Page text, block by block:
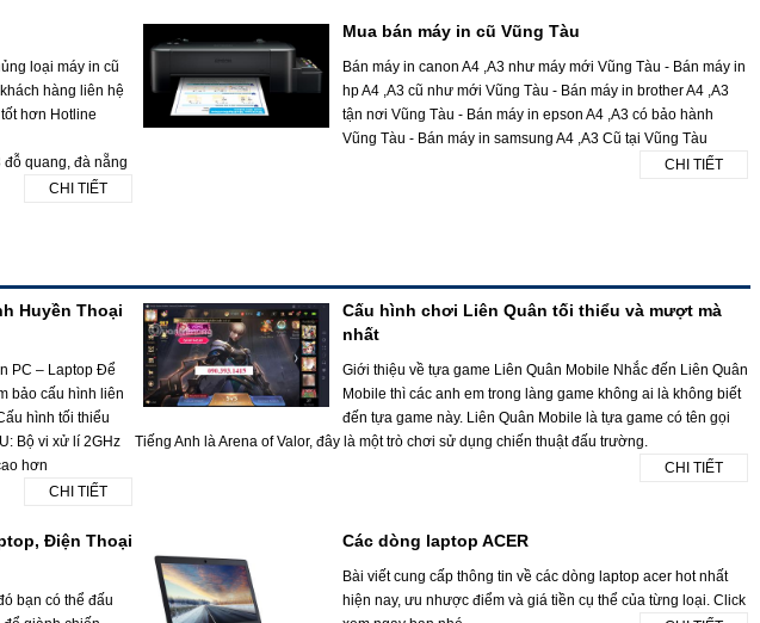
loại máy in cũ
hàng liên hệ
hơn Hotline
quang, đà nẵng
CHI TIẾT
Mua bán máy in cũ Vũng Tàu
Bán máy in canon A4 ,A3 như máy mới Vũng Tàu - Bán máy in
hp A4 ,A3 cũ như mới Vũng Tàu - Bán máy in brother A4 ,A3
tận nơi Vũng Tàu - Bán máy in epson A4 ,A3 có bảo hành
Vũng Tàu - Bán máy in samsung A4 ,A3 Cũ tại Vũng Tàu
CHI TIẾT
Huyền Thoại
PC – Laptop Để
bảo cấu hình liên
hình tối thiểu
Bộ vi xử lí 2GHz
hơn
CHI TIẾT
Cấu hình chơi Liên Quân tối thiểu và mượt mà
nhất
Giới thiệu về tựa game Liên Quân Mobile Nhắc đến Liên Quân
Mobile thì các anh em trong làng game không ai là không biết
đến tựa game này. Liên Quân Mobile là tựa game có tên gọi
Tiếng Anh là Arena of Valor, đây là một trò chơi sử dụng chiến thuật đấu trường.
CHI TIẾT
Điện Thoại
bạn có thể đấu
Các dòng laptop ACER
Bài viết cung cấp thông tin về các dòng laptop acer hot nhất
hiện nay, ưu nhược điểm và giá tiền cụ thể của từng loại. Click